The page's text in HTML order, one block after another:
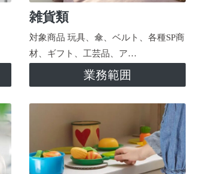
雑貨類
対象商品 玩具、傘、ベルト、各種SP商
材、ギフト、工芸品、ア…
業務範囲